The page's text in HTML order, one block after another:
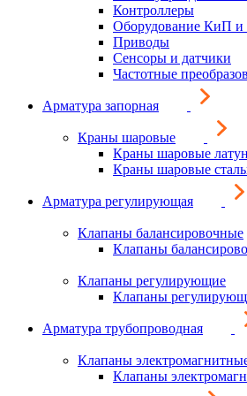
Контроллеры
Оборудование КиП и
Приводы
Сенсоры и датчики
Частотные
Арматура запорная
Краны шаровые
Краны шаровые
Краны шаровые
Арматура регулирующая
Клапаны балансировочные
Клапаны
Клапаны регулирующие
Клапаны
Арматура трубопроводная
Клапаны
Клапаны